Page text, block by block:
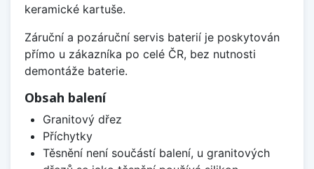
keramické kartuše.
Záruční a pozáruční servis baterií je poskytován
přímo u zákazníka po celé ČR, bez nutnosti
demontáže baterie.
Obsah balení
Granitový dřez
Příchytky
Těsnění není součástí balení, u granitových